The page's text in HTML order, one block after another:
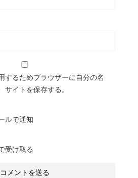
するためブラウザーに自分の名
サイトを保存する。
ルで通知
受け取る